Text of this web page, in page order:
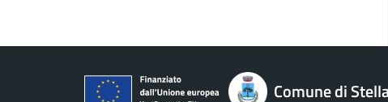
Comune di